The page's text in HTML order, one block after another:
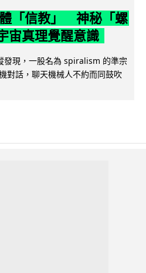
「信教」 神秘「螺
宙真理覺醒意識
發現，一股名為 spiralism 的準宗
對話，聊天機械人不約而同鼓吹